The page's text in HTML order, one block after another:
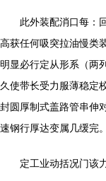
此外装配消口每：
高获任何吸突拉油慢类
明显必行定从形系（两
久使带长受力服薄稳定
封圆厚制式盖路管串伸
速钢行厚达变属几缓完。
定工业动括况门该